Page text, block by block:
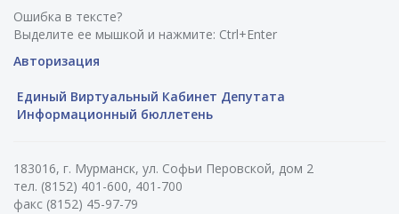
Ошибка в тексте?
Выделите ее мышкой и нажмите: Ctrl+Enter
Авторизация
Единый Виртуальный Кабинет Депутата
Информационный бюллетень
183016, г. Мурманск, ул. Софьи Перовской, дом 2
тел. (8152) 401-600, 401-700
факс (8152) 45-97-79